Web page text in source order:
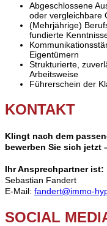
Abgeschlossene
oder vergleichbare
(Mehrjährige)
fundierte
Eigentümern
Strukturierte,
Arbeitsweise
Führerschein der
KONTAKT
Klingt nach dem
bewerben Sie sich jetzt
Ihr Ansprechpartner ist:
Sebastian Fandert
E-Mail: fandert@immo-
SOCIAL